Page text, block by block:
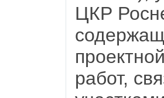
ЦКР
работ,